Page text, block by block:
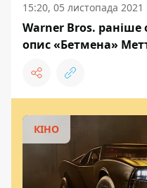
15:20, 05 листопада 2021
Warner Bros. раніше
опис «Бетмена»
КІНО